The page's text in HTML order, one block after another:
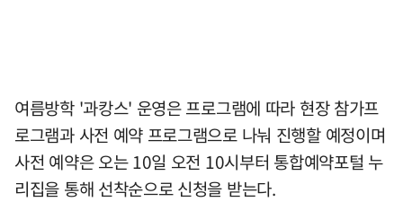
여름방학 '과캉스' 운영은 프로그램에 따라 현장 참가프
로그램과 사전 예약 프로그램으로 나눠 진행할 예정이며
사전 예약은 오는 10일 오전 10시부터 통합예약포털 누
리집을 통해 선착순으로 신청을 받는다.